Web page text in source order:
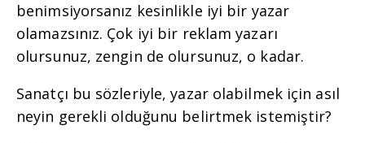
benimsiyorsanız kesinlikle iyi bir yazar
olamazsınız. Çok iyi bir reklam yazarı
olursunuz, zengin de olursunuz, o kadar.
Sanatçı bu sözleriyle, yazar olabilmek için asıl
neyin gerekli olduğunu belirtmek istemiştir?